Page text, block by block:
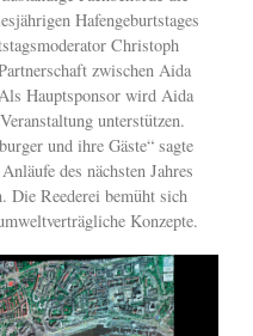
Hafengeburtstages
Christoph
zwischen Aida
Hauptsponsor wird Aida
unterstützen.
und ihre Gäste“ sagte
des nächsten Jahres
Die Reederei bemüht sich
Konzepte.